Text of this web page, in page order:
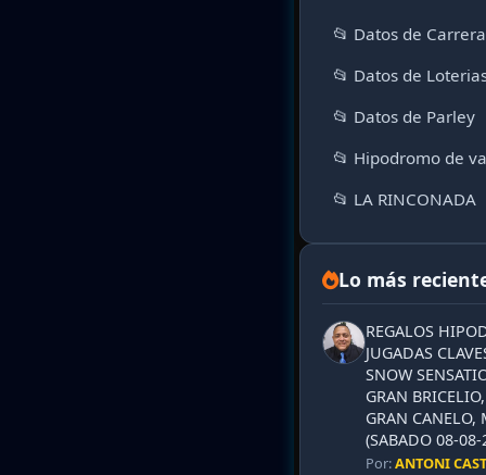
📂 Datos de
📂 Datos de
📂 Datos de Parley
📂 Hipodromo de
📂 LA RINCONADA
Lo más
REGALOS
JUGADAS
SNOW
GRAN
GRAN CANELO,
(SABADO 08-
Por:ANTONI